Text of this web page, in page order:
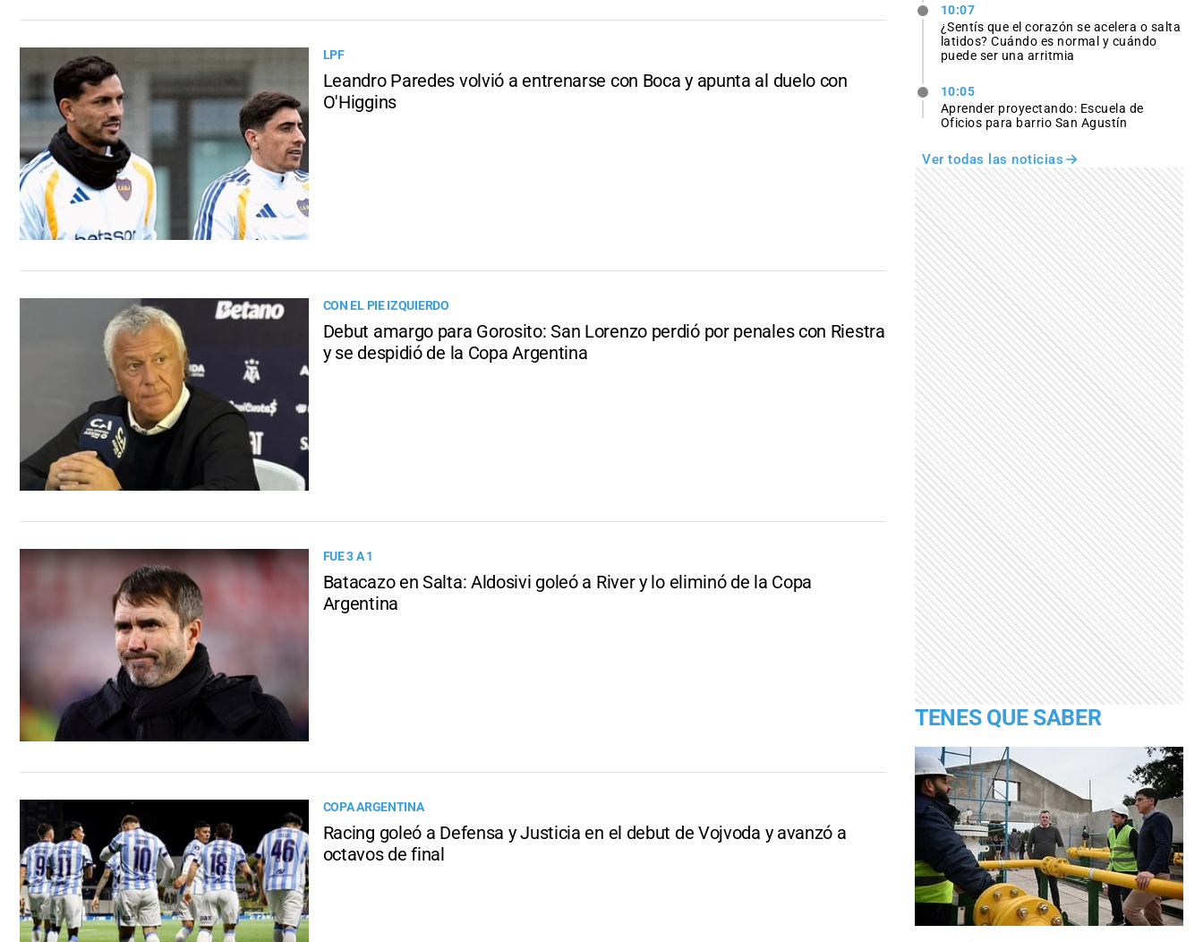
LPF
Leandro Paredes volvió a entrenarse con Boca y apunta al duelo con
O'Higgins
CON EL PIE IZQUIERDO
Debut amargo para Gorosito: San Lorenzo perdió por penales con Riestra
y se despidió de la Copa Argentina
FUE 3 A 1
Batacazo en Salta: Aldosivi goleó a River y lo eliminó de la Copa
Argentina
COPA ARGENTINA
Racing goleó a Defensa y Justicia en el debut de Vojvoda y avanzó a
octavos de final
10:07
¿Sentís que el corazón se acelera o salta
latidos? Cuándo es normal y cuándo
puede ser una arritmia
10:05
Aprender proyectando: Escuela de
Oficios para barrio San Agustín
Ver todas las noticias
TENES QUE SABER